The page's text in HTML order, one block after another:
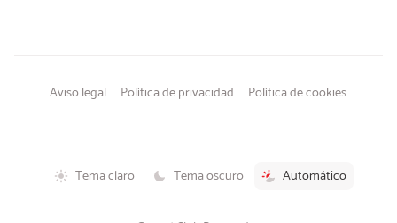
Aviso legal Política de privacidad Política de cookies
Tema claro Tema oscuro Automático